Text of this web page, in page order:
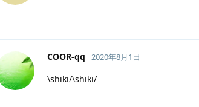
COOR-qq 2020年8月1日
\shiki/\shiki/